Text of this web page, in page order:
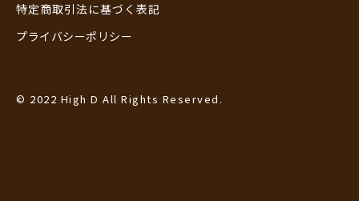
特定商取引法に基づく表記
プライバシーポリシー
© 2022 High D All Rights Reserved.